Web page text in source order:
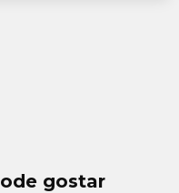
gostar